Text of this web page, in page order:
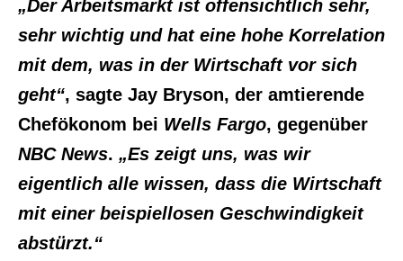
„Der Arbeitsmarkt ist offensichtlich sehr,
sehr wichtig und hat eine hohe Korrelation
mit dem, was in der Wirtschaft vor sich
geht“, sagte Jay Bryson, der amtierende
Chefökonom bei Wells Fargo, gegenüber
NBC News. „Es zeigt uns, was wir
eigentlich alle wissen, dass die Wirtschaft
mit einer beispiellosen Geschwindigkeit
abstürzt.“